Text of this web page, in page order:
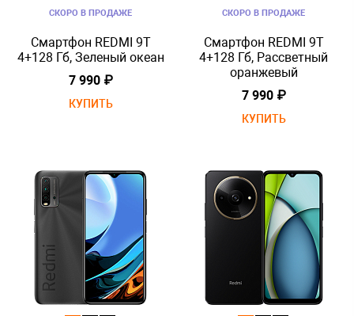
СКОРО В ПРОДАЖЕ
Смартфон REDMI 9T
4+128 Гб, Зеленый океан
7 990 ₽
КУПИТЬ
СКОРО В ПРОДАЖЕ
Смартфон REDMI 9T
4+128 Гб, Рассветный
оранжевый
7 990 ₽
КУПИТЬ